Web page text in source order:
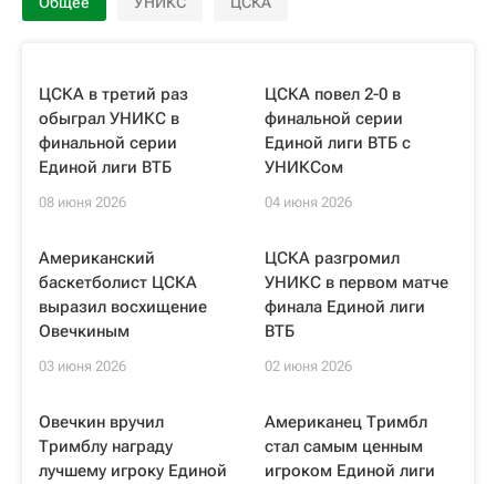
ЦСКА в третий раз
обыграл УНИКС в
финальной серии
Единой лиги ВТБ
08 июня 2026
ЦСКА повел 2-0 в
финальной серии
Единой лиги ВТБ с
УНИКСом
04 июня 2026
Американский
баскетболист ЦСКА
выразил восхищение
Овечкиным
03 июня 2026
ЦСКА разгромил
УНИКС в первом матче
финала Единой лиги
ВТБ
02 июня 2026
Овечкин вручил
Тримблу награду
лучшему игроку Единой
Американец Тримбл
стал самым ценным
игроком Единой лиги